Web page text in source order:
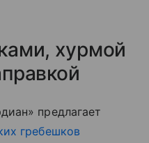
хурмой
предлагает
гребешков